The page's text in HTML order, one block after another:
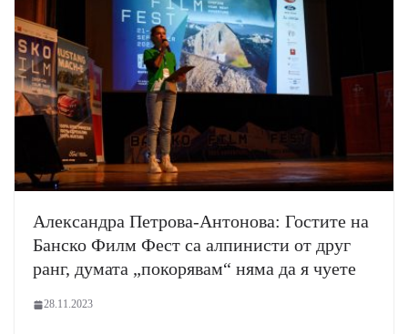
Александра Петрова-Антонова: Гостите на
Банско Филм Фест са алпинисти от друг
ранг, думата „покорявам“ няма да я чуете
28.11.2023